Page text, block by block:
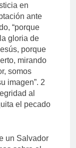
en
ante
“porque
gloria de
porque
mirando
somos
imagen”. 2
al
el pecado
un Salvador